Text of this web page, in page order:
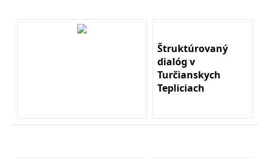
Štruktúrovaný
dialóg v
Turčianskych
Tepliciach